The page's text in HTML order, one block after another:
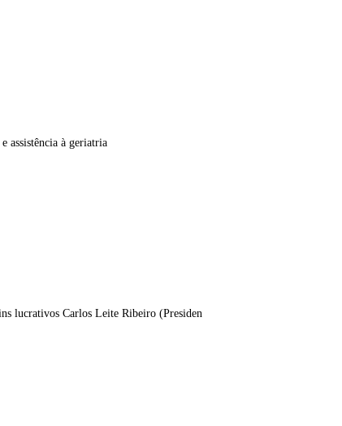
assistência à geriatria
lucrativos Carlos Leite Ribeiro (Presiden